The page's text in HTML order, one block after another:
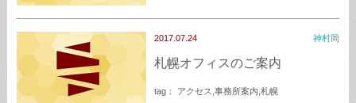
2017.07.24 神村岡
札幌オフィスのご案内
tag： アクセス 事務所案内 札幌